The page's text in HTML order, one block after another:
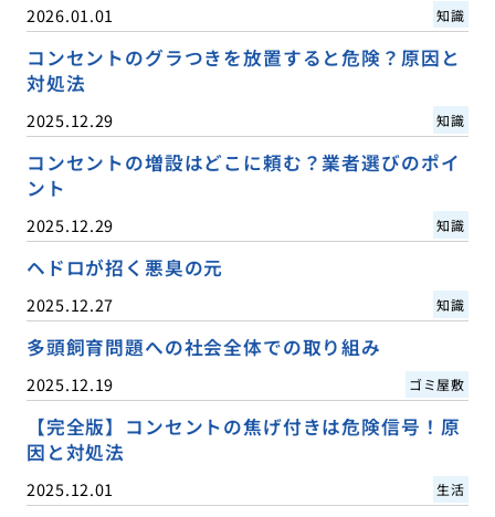
2026.01.01 知識
コンセントのグラつきを放置すると危険？原因と
対処法
2025.12.29 知識
コンセントの増設はどこに頼む？業者選びのポイ
ント
2025.12.29 知識
ヘドロが招く悪臭の元
2025.12.27 知識
多頭飼育問題への社会全体での取り組み
2025.12.19 ゴミ屋敷
【完全版】コンセントの焦げ付きは危険信号！原
因と対処法
2025.12.01 生活